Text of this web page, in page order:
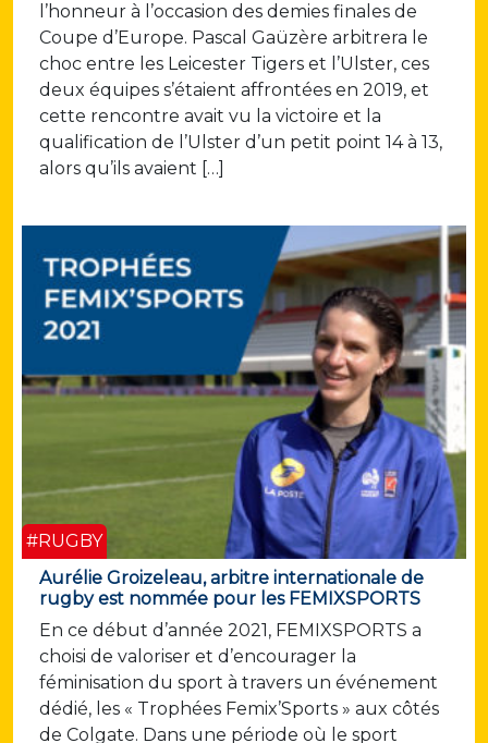
l’honneur à l’occasion des demies finales de
Coupe d’Europe. Pascal Gaüzère arbitrera le
choc entre les Leicester Tigers et l’Ulster, ces
deux équipes s’étaient affrontées en 2019, et
cette rencontre avait vu la victoire et la
qualification de l’Ulster d’un petit point 14 à 13,
alors qu’ils avaient […]
#RUGBY
Aurélie Groizeleau, arbitre internationale de
rugby est nommée pour les FEMIXSPORTS
En ce début d’année 2021, FEMIXSPORTS a
choisi de valoriser et d’encourager la
féminisation du sport à travers un événement
dédié, les « Trophées Femix’Sports » aux côtés
de Colgate. Dans une période où le sport